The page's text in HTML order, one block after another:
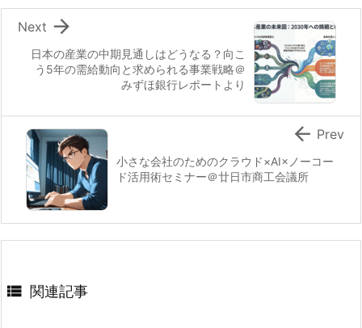
日本の産業の中期見通しはどうなる？向こ
う5年の需給動向と求められる事業戦略＠
みずほ銀行レポートより

Next
小さな会社のためのクラウド×AI×ノーコー
ド活用術セミナー＠廿日市商工会議所
 Prev
 関連記事